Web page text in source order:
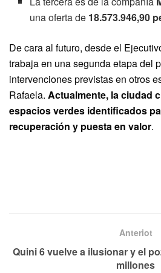
una oferta de 18.573.946,90
De cara al futuro, desde el
trabaja en una segunda etapa del
intervenciones previstas en otros
Rafaela. Actualmente, la ciudad
espacios verdes identificados
recuperación y puesta en valor.
Anteriot
Quini 6 vuelve a ilusionar y el
millones